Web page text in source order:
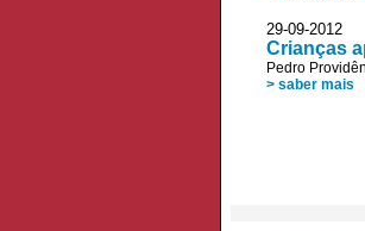
29-09-2012
Crianças
Pedro
> saber mais